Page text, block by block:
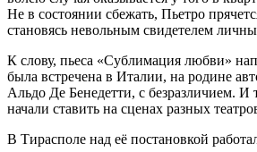
Не в состоянии сбежать, Пьетро
становясь невольным свидетелем
К слову, пьеса «Сублимация любви»
была встречена в Италии, на родине
Альдо Де Бенедетти, с безразличием. И
начали ставить на сценах разных
В Тирасполе над её постановкой